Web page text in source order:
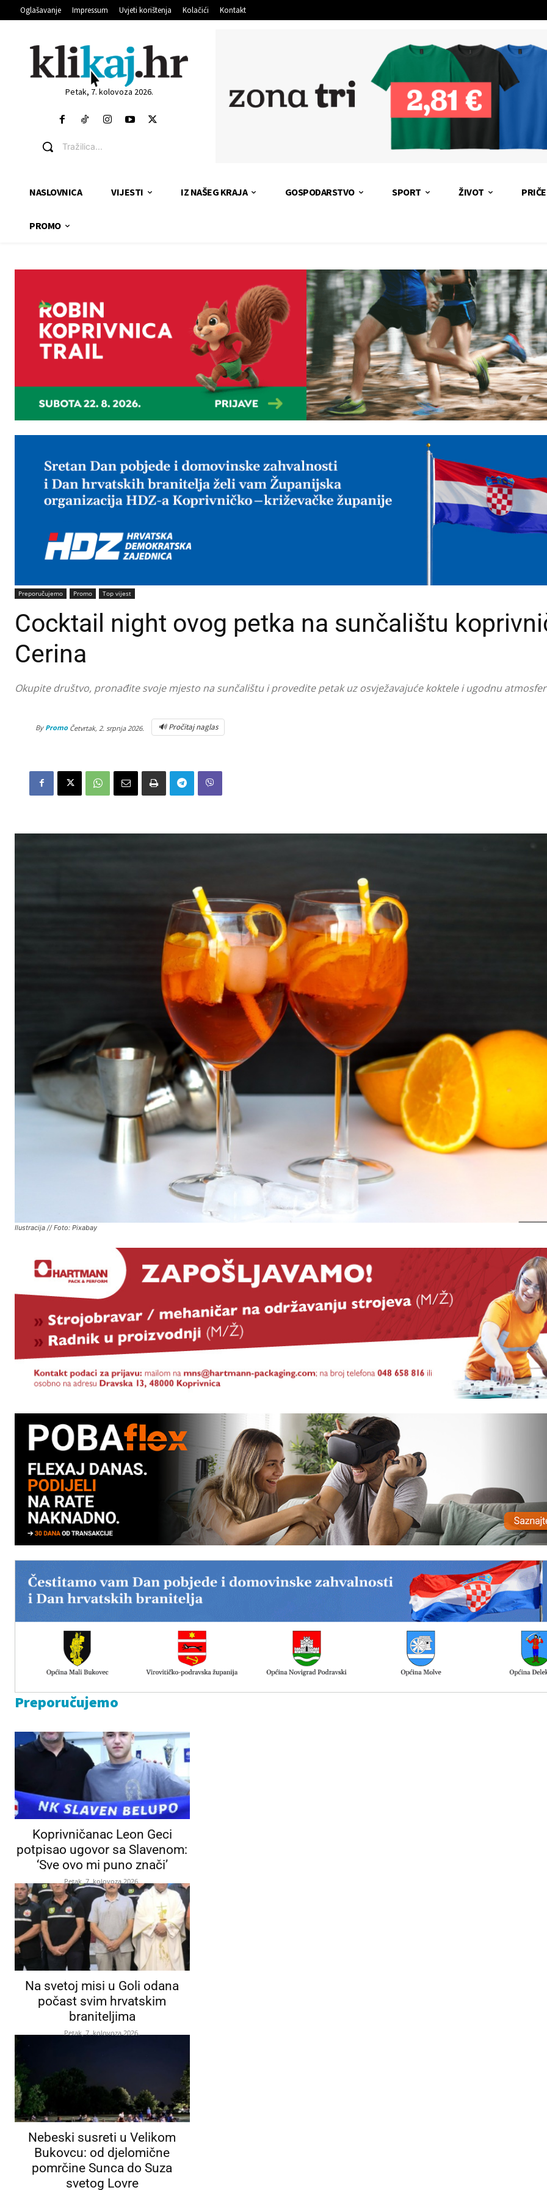
Oglašavanje Impressum Uvjeti korištenja Kolačići Kontakt
Petak, 7. kolovoza 2026.
Tražilica...
NASLOVNICA VIJESTI IZ NAŠEG KRAJA GOSPODARSTVO SPORT ŽIVOT PRIČE
PROMO
Preporučujemo Promo Top vijest
Cocktail night ovog petka na sunčalištu
Cerina
Okupite društvo, pronađite svoje mjesto na sunčalištu i provedite petak uz osvježavajuće koktele i ugodnu
By Promo Četvrtak, 2. srpnja 2026. 🔊 Pročitaj naglas
Ilustracija // Foto: Pixabay
Preporučujemo
Koprivničanac Leon Geci
potpisao ugovor sa Slavenom:
‘Sve ovo mi puno znači’
Petak, 7. kolovoza 2026.
Na svetoj misi u Goli odana
počast svim hrvatskim
braniteljima
Petak, 7. kolovoza 2026.
Nebeski susreti u Velikom
Bukovcu: od djelomične
pomrčine Sunca do Suza
svetog Lovre